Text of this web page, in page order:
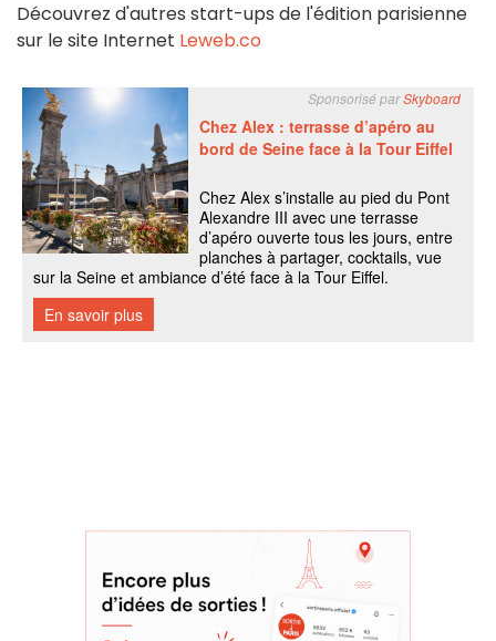
Découvrez d'autres start-ups de l'édition parisienne
sur le site Internet Leweb.co